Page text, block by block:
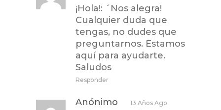
¡Hola!: ´Nos alegra!
Cualquier duda que
tengas, no dudes que
preguntarnos. Estamos
aquí para ayudarte.
Saludos
Responder
Anónimo 13 Años Ago